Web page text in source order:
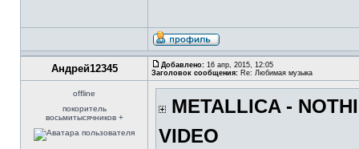
Андрей12345 Добавлено: 16 апр, 2015, 12:05
Заголовок сообщения: Re: Любимая музыка
offline
покоритель
восьмитысячников +
METALLICA -
VIDEO